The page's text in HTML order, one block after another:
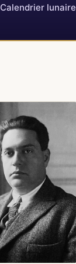
Calendrier lunaire